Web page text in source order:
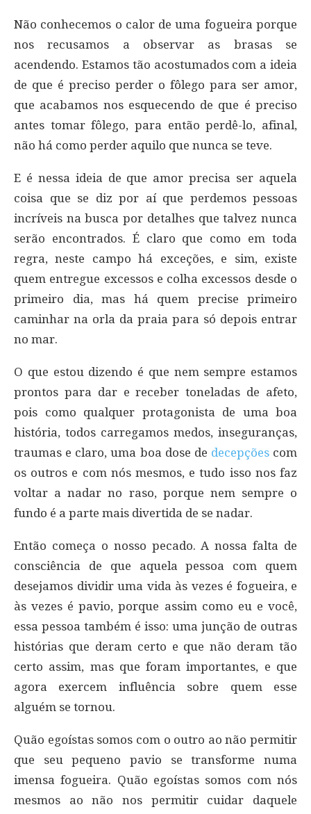
Não conhecemos o calor de uma fogueira porque
nos recusamos a observar as brasas se
acendendo. Estamos tão acostumados com a ideia
de que é preciso perder o fôlego para ser amor,
que acabamos nos esquecendo de que é preciso
antes tomar fôlego, para então perdê-lo, afinal,
não há como perder aquilo que nunca se teve.
E é nessa ideia de que amor precisa ser aquela
coisa que se diz por aí que perdemos pessoas
incríveis na busca por detalhes que talvez nunca
serão encontrados. É claro que como em toda
regra, neste campo há exceções, e sim, existe
quem entregue excessos e colha excessos desde o
primeiro dia, mas há quem precise primeiro
caminhar na orla da praia para só depois entrar
no mar.
O que estou dizendo é que nem sempre estamos
prontos para dar e receber toneladas de afeto,
pois como qualquer protagonista de uma boa
história, todos carregamos medos, inseguranças,
traumas e claro, uma boa dose de decepçõescom
os outros e com nós mesmos, e tudo isso nos faz
voltar a nadar no raso, porque nem sempre o
fundo é a parte mais divertida de se nadar.
Então começa o nosso pecado. A nossa falta de
consciência de que aquela pessoa com quem
desejamos dividir uma vida às vezes é fogueira, e
às vezes é pavio, porque assim como eu e você,
essa pessoa também é isso: uma junção de outras
histórias que deram certo e que não deram tão
certo assim, mas que foram importantes, e que
agora exercem influência sobre quem esse
alguém se tornou.
Quão egoístas somos com o outro ao não permitir
que seu pequeno pavio se transforme numa
imensa fogueira. Quão egoístas somos com nós
mesmos ao não nos permitir cuidar daquele